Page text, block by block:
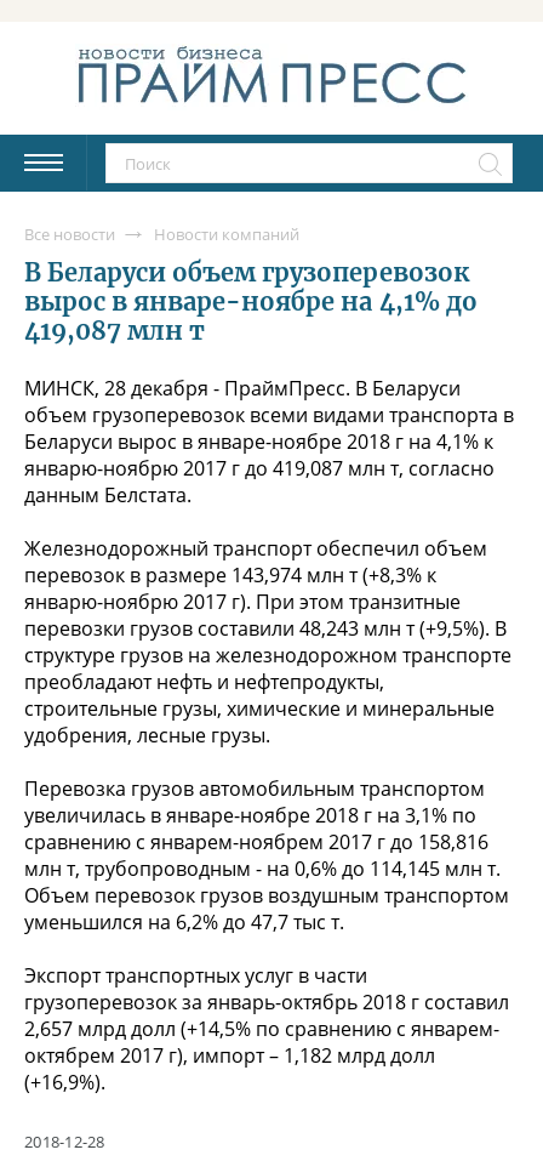
Все новости Новости компаний
В Беларуси объем грузоперевозок
вырос в январе-ноябре на 4,1% до
419,087 млн т
МИНСК, 28 декабря - ПраймПресс. В Беларуси
объем грузоперевозок всеми видами транспорта в
Беларуси вырос в январе-ноябре 2018 г на 4,1% к
январю-ноябрю 2017 г до 419,087 млн т, согласно
данным Белстата.
Железнодорожный транспорт обеспечил объем
перевозок в размере 143,974 млн т (+8,3% к
январю-ноябрю 2017 г). При этом транзитные
перевозки грузов составили 48,243 млн т (+9,5%). В
структуре грузов на железнодорожном транспорте
преобладают нефть и нефтепродукты,
строительные грузы, химические и минеральные
удобрения, лесные грузы.
Перевозка грузов автомобильным транспортом
увеличилась в январе-ноябре 2018 г на 3,1% по
сравнению с январем-ноябрем 2017 г до 158,816
млн т, трубопроводным - на 0,6% до 114,145 млн т.
Объем перевозок грузов воздушным транспортом
уменьшился на 6,2% до 47,7 тыс т.
Экспорт транспортных услуг в части
грузоперевозок за январь-октябрь 2018 г составил
2,657 млрд долл (+14,5% по сравнению с январем-
октябрем 2017 г), импорт – 1,182 млрд долл
(+16,9%).
2018-12-28